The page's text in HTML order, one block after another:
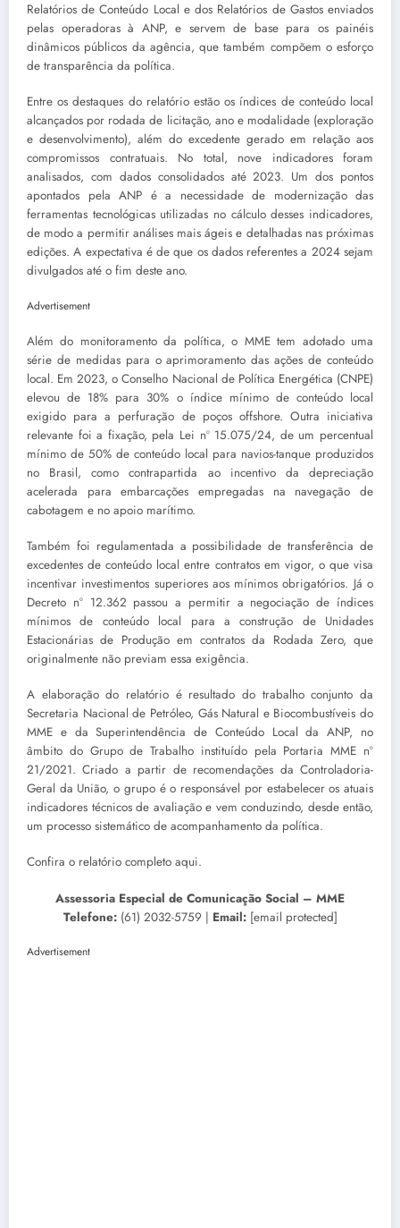
Relatórios de Conteúdo Local e dos Relatórios de Gastos enviados
pelas operadoras à ANP, e servem de base para os painéis
dinâmicos públicos da agência, que também compõem o esforço
de transparência da política.
Entre os destaques do relatório estão os índices de conteúdo local
alcançados por rodada de licitação, ano e modalidade (exploração
e desenvolvimento), além do excedente gerado em relação aos
compromissos contratuais. No total, nove indicadores foram
analisados, com dados consolidados até 2023. Um dos pontos
apontados pela ANP é a necessidade de modernização das
ferramentas tecnológicas utilizadas no cálculo desses indicadores,
de modo a permitir análises mais ágeis e detalhadas nas próximas
edições. A expectativa é de que os dados referentes a 2024 sejam
divulgados até o fim deste ano.
Advertisement
Além do monitoramento da política, o MME tem adotado uma
série de medidas para o aprimoramento das ações de conteúdo
local. Em 2023, o Conselho Nacional de Política Energética (CNPE)
elevou de 18% para 30% o índice mínimo de conteúdo local
exigido para a perfuração de poços offshore. Outra iniciativa
relevante foi a fixação, pela Lei nº 15.075/24, de um percentual
mínimo de 50% de conteúdo local para navios-tanque produzidos
no Brasil, como contrapartida ao incentivo da depreciação
acelerada para embarcações empregadas na navegação de
cabotagem e no apoio marítimo.
Também foi regulamentada a possibilidade de transferência de
excedentes de conteúdo local entre contratos em vigor, o que visa
incentivar investimentos superiores aos mínimos obrigatórios. Já o
Decreto nº 12.362 passou a permitir a negociação de índices
mínimos de conteúdo local para a construção de Unidades
Estacionárias de Produção em contratos da Rodada Zero, que
originalmente não previam essa exigência.
A elaboração do relatório é resultado do trabalho conjunto da
Secretaria Nacional de Petróleo, Gás Natural e Biocombustíveis do
MME e da Superintendência de Conteúdo Local da ANP, no
âmbito do Grupo de Trabalho instituído pela Portaria MME nº
21/2021. Criado a partir de recomendações da Controladoria-
Geral da União, o grupo é o responsável por estabelecer os atuais
indicadores técnicos de avaliação e vem conduzindo, desde então,
um processo sistemático de acompanhamento da política.
Confira o relatório completo aqui.
Assessoria Especial de Comunicação Social – MME
Telefone: (61) 2032-5759 | Email: [email protected]
Advertisement